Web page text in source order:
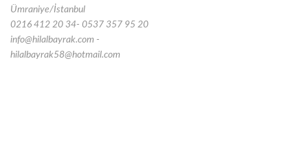
Ümraniye/İstanbul
0216 412 20 34- 0537 357 95 20
info@hilalbayrak.com -
hilalbayrak58@hotmail.com